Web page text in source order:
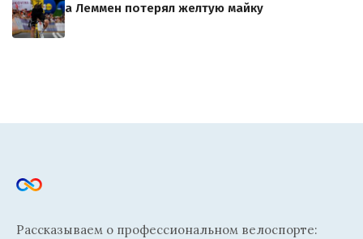
а Леммен потерял желтую майку
Рассказываем о профессиональном велоспорте: